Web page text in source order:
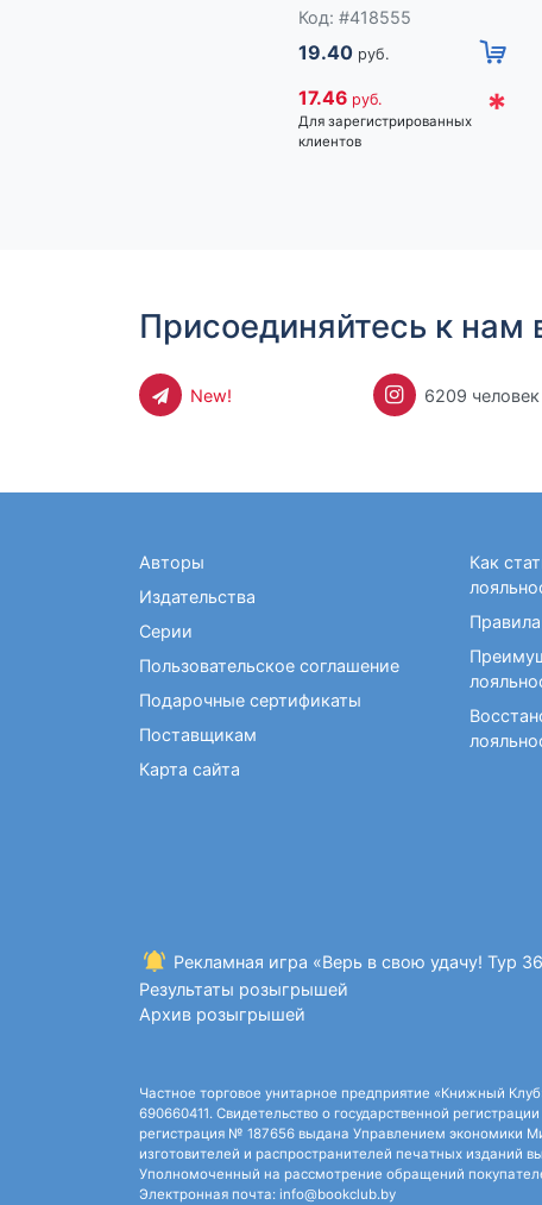
крем для рук, пилочка,
гель для душа, аромат
фруктовый лимонад,
URAL LAB
Код: #418555
19.40 руб.
17.46 руб.
Для зарегистрированных
клиентов
*
Присоединяйтесь к нам
New! 6209 человек
Авторы
Издательства
Серии
Пользовательское соглашение
Подарочные сертификаты
Поставщикам
Карта сайта
Как
Рекламная игра «Верь в свою удачу! Тур
Результаты розыгрышей
Архив розыгрышей
Частное торговое унитарное предприятие «Книжный
690660411. Свидетельство о государственной
регистрация № 187656 выдана Управлением экономики
изготовителей и распространителей печатных изданий
Уполномоченный на рассмотрение обращений
Электронная почта: info@bookclub.by